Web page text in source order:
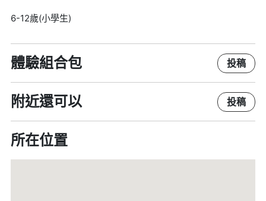
6-12歲(小學生)
體驗組合包 投稿
附近還可以 投稿
所在位置